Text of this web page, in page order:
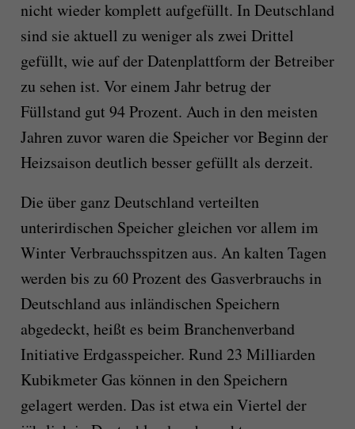
nicht wieder komplett aufgefüllt. In Deutschland
sind sie aktuell zu weniger als zwei Drittel
gefüllt, wie auf der Datenplattform der Betreiber
zu sehen ist. Vor einem Jahr betrug der
Füllstand gut 94 Prozent. Auch in den meisten
Jahren zuvor waren die Speicher vor Beginn der
Heizsaison deutlich besser gefüllt als derzeit.
Die über ganz Deutschland verteilten
unterirdischen Speicher gleichen vor allem im
Winter Verbrauchsspitzen aus. An kalten Tagen
werden bis zu 60 Prozent des Gasverbrauchs in
Deutschland aus inländischen Speichern
abgedeckt, heißt es beim Branchenverband
Initiative Erdgasspeicher. Rund 23 Milliarden
Kubikmeter Gas können in den Speichern
gelagert werden. Das ist etwa ein Viertel der